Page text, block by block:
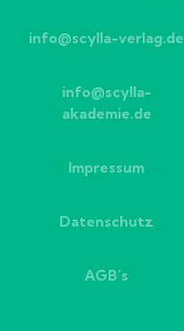
info@scylla-verlag.de
info@scylla-
akademie.de
Impressum
Datenschutz
AGB´s